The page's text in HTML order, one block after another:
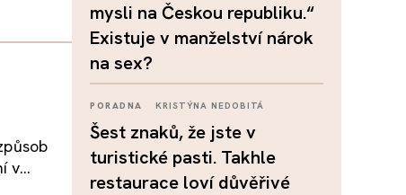
v...
mysli na Českou republiku.“
Existuje v manželství nárok
na sex?
PORADNA KRISTÝNA NEDOBITÁ
Šest znaků, že jste v
turistické pasti. Takhle
restaurace loví důvěřivé